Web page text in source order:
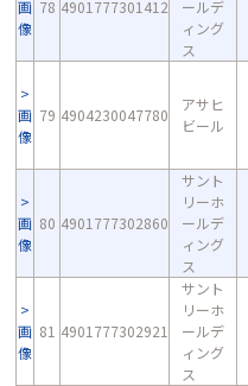
画
像
78 4901777301412
ールデ
ィング
ス
画
像
79 4904230047780
アサヒ
ビール
画
像
80 4901777302860
サント
リーホ
ールデ
ィング
ス
画
像
81 4901777302921
サント
リーホ
ールデ
ィング
ス